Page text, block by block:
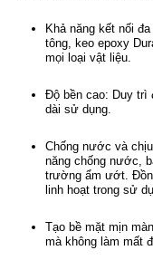
Khả năng kết nối
tông, keo epoxy
mọi loại vật liệu.
Độ bền cao: Duy trì
dài sử dụng.
Chống nước và
năng chống nước,
trường ẩm ướt.
linh hoạt trong sử
Tạo bề mặt mịn
mà không làm mất